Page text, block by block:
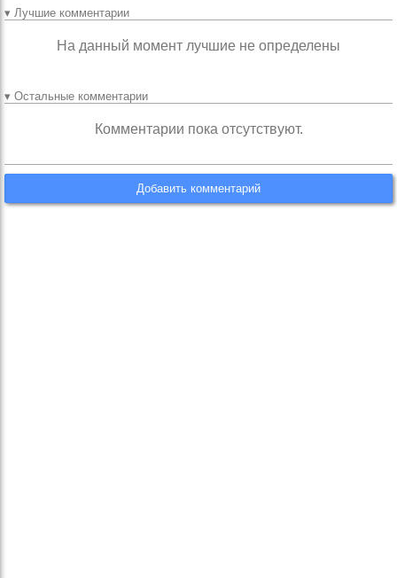
▾ Лучшие комментарии
На данный момент лучшие не определены
▾ Остальные комментарии
Комментарии пока отсутствуют.
Добавить комментарий